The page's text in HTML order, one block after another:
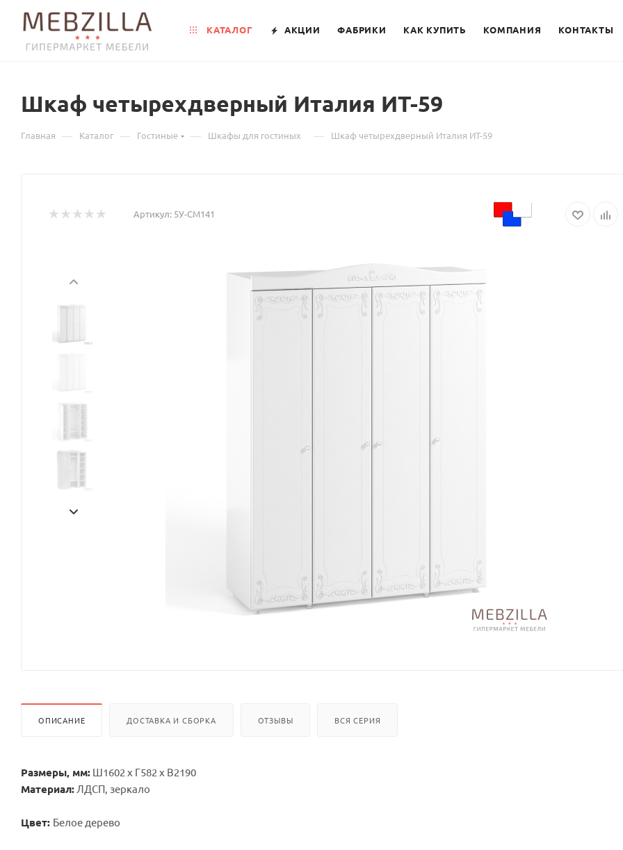
КАТАЛОГ АКЦИИ ФАБРИКИ КАК КУПИТЬ КОМПАНИЯ КОНТАКТЫ
Шкаф четырехдверный Италия ИТ-59
Главная — Каталог — Гостиные — Шкафы для гостиных — Шкаф четырехдверный Италия ИТ-59
Артикул: 5У-СМ141
ОПИСАНИЕ ДОСТАВКА И СБОРКА ОТЗЫВЫ ВСЯ СЕРИЯ
Размеры, мм: Ш1602 х Г582 х В2190
Материал: ЛДСП, зеркало
Цвет: Белое дерево